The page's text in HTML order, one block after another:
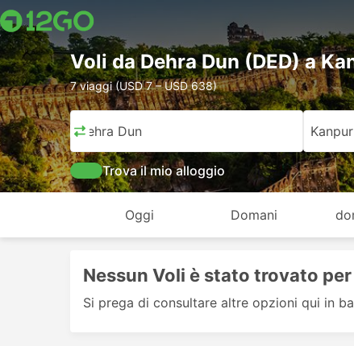
Voli da Dehra Dun (DED) a
7 viaggi (USD 7 – USD 638)
Dehra Dun Kanpur
Trova il mio alloggio
Oggi Domani
Nessun Voli è stato trovato
Si prega di consultare altre opzioni qui in